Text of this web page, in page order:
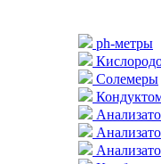
ph-метры
Солемеры